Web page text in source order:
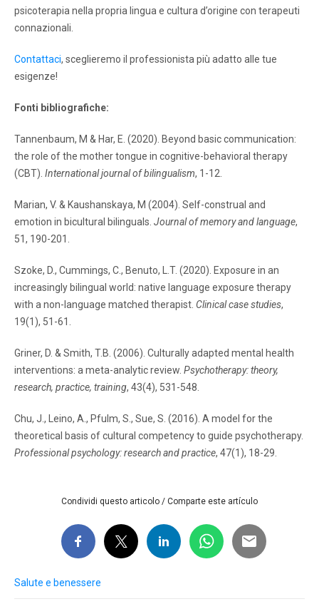
psicoterapia nella propria lingua e cultura d’origine con terapeuti
connazionali.
Contattaci, sceglieremo il professionista più adatto alle tue
esigenze!
Fonti bibliografiche:
Tannenbaum, M & Har, E. (2020). Beyond basic communication:
the role of the mother tongue in cognitive-behavioral therapy
(CBT). International journal of bilingualism, 1-12.
Marian, V. & Kaushanskaya, M (2004). Self-construal and
emotion in bicultural bilinguals. Journal of memory and language,
51, 190-201.
Szoke, D., Cummings, C., Benuto, L.T. (2020). Exposure in an
increasingly bilingual world: native language exposure therapy
with a non-language matched therapist. Clinical case studies,
19(1), 51-61.
Griner, D. & Smith, T.B. (2006). Culturally adapted mental health
interventions: a meta-analytic review. Psychotherapy: theory,
research, practice, training, 43(4), 531-548.
Chu, J., Leino, A., Pfulm, S., Sue, S. (2016). A model for the
theoretical basis of cultural competency to guide psychotherapy.
Professional psychology: research and practice, 47(1), 18-29.
Condividi questo articolo / Comparte este artículo
Salute e benessere